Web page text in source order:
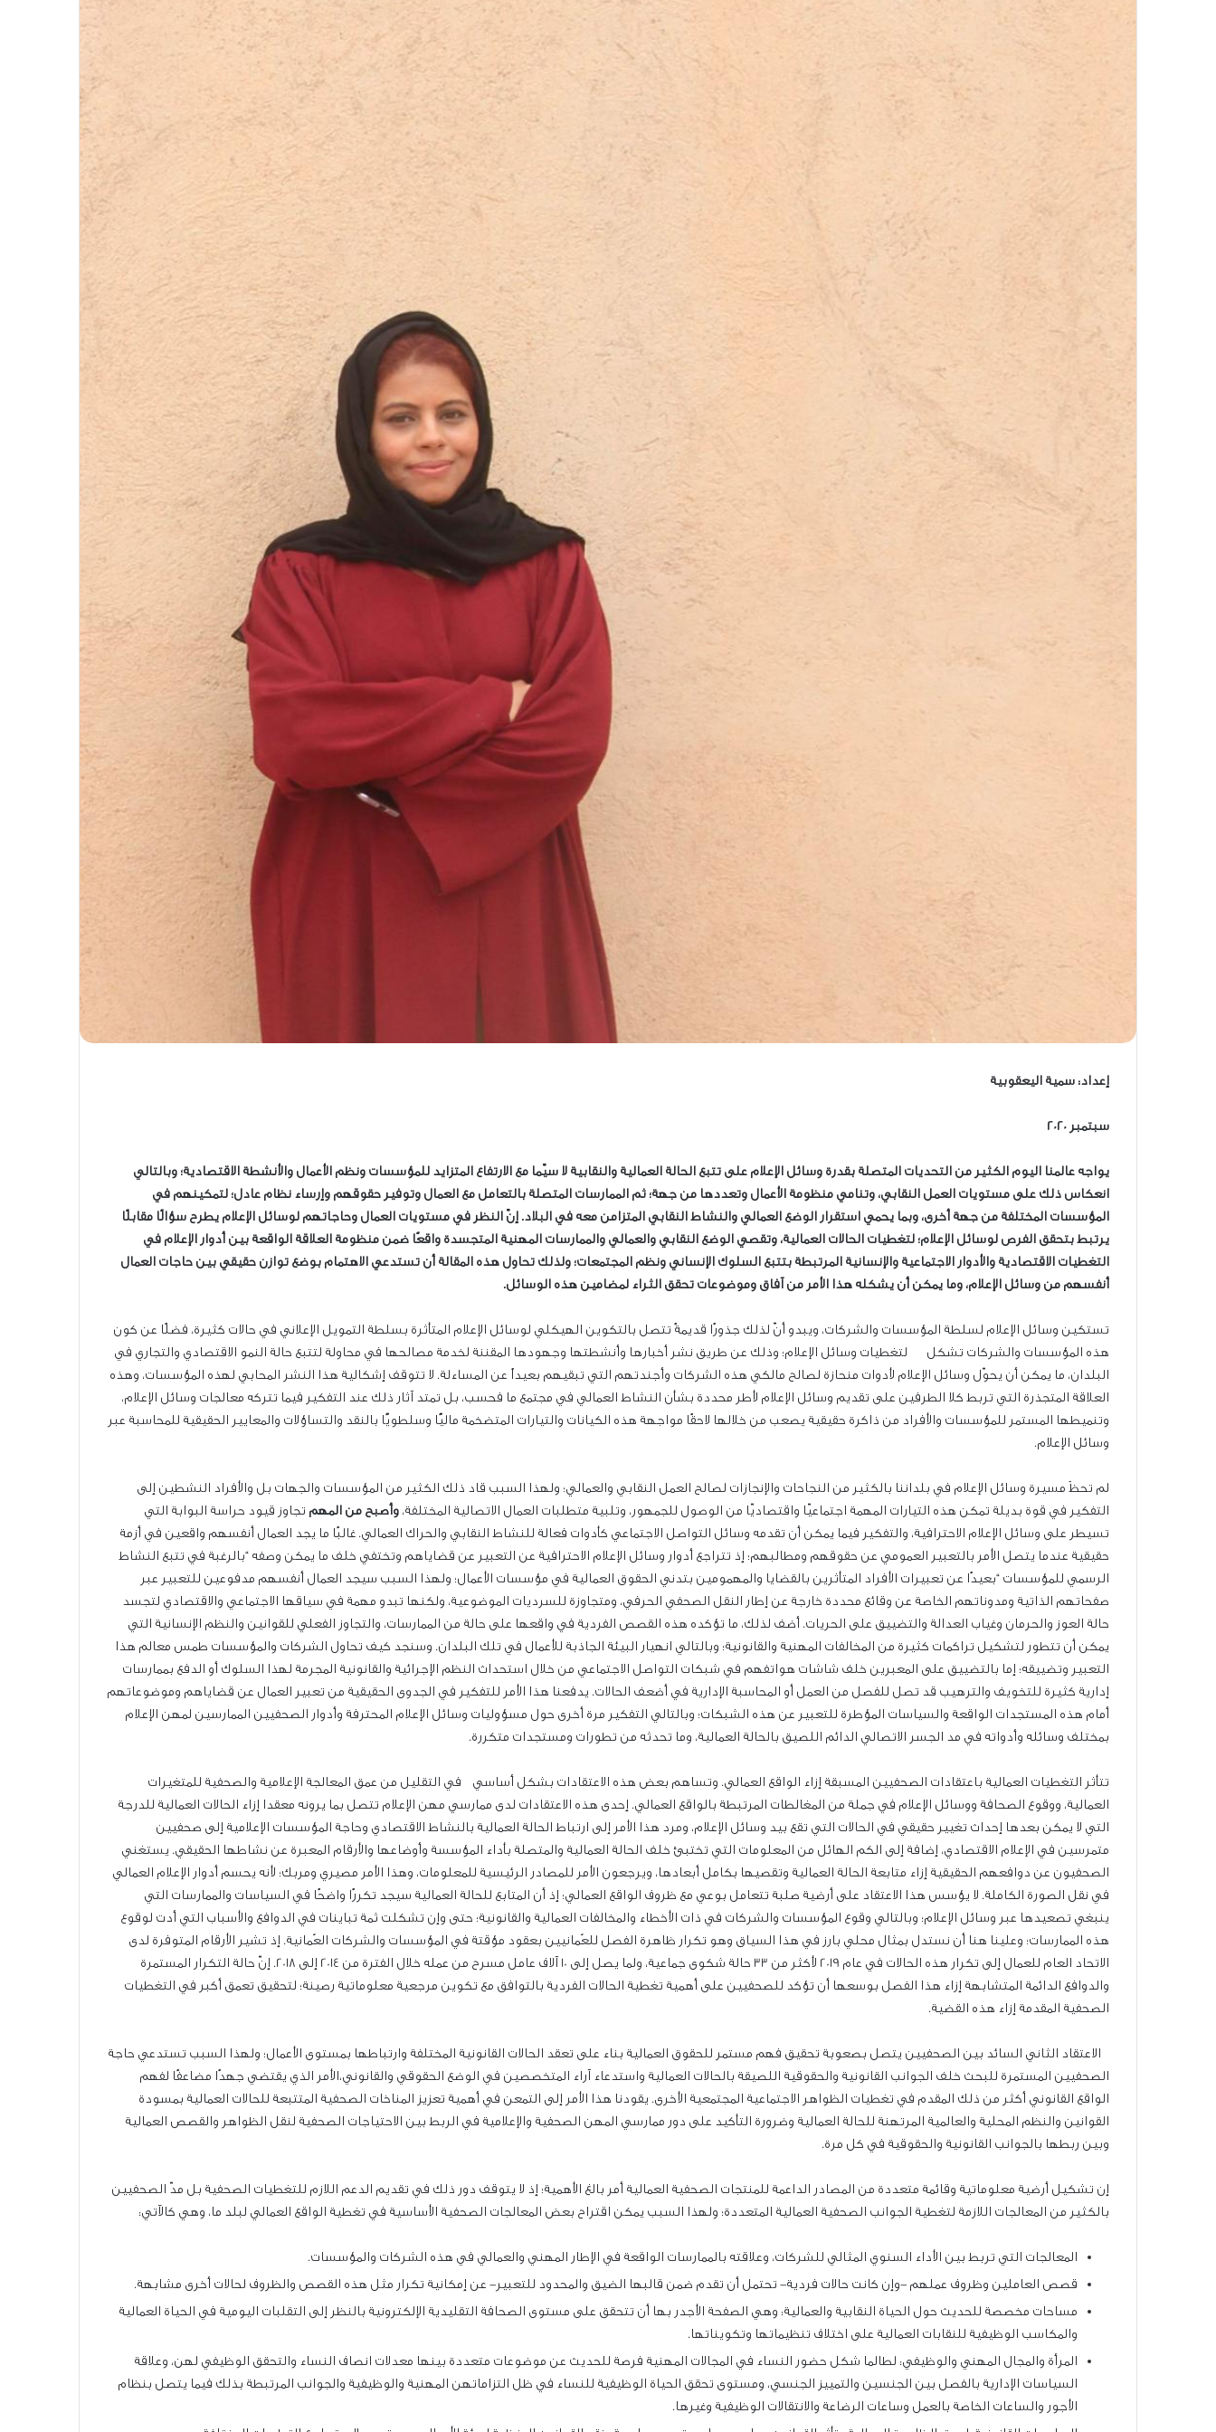
إعداد: سمية اليعقوبية
سبتمبر 2020
يواجه عالمنا اليوم الكثير من التحديات المتصلة بقدرة وسائل الإعلام على تتبع الحالة العمالية والنقابية لا سيّما مع الارتفاع المتزايد للمؤسسات ونظم الأعمال والأنشطة الاقتصادية؛ وبالتالي
انعكاس ذلك على مستويات العمل النقابي، وتنامي منظومة الأعمال وتعددها من جهة؛ ثم الممارسات المتصلة بالتعامل مع العمال وتوفير حقوقهم وإرساء نظام عادل؛ لتمكينهم في
المؤسسات المختلفة من جهة أخرى، وبما يحمي استقرار الوضع العمالي والنشاط النقابي المتزامن معه في البلاد. إنّ النظر في مستويات العمال وحاجاتهم لوسائل الإعلام يطرح سؤالًا مقابلًا
يرتبط بتحقق الفرص لوسائل الإعلام؛ لتغطيات الحالات العمالية، وتقصي الوضع النقابي والعمالي والممارسات المهنية المتجسدة واقعًا ضمن منظومة العلاقة الواقعة بين أدوار الإعلام في
التغطيات الاقتصادية والأدوار الاجتماعية والإنسانية المرتبطة بتتبع السلوك الإنساني ونظم المجتمعات؛ ولذلك تحاول هذه المقالة أن تستدعي الاهتمام بوضع توازن حقيقي بين حاجات العمال
أنفسهم من وسائل الإعلام، وما يمكن أن يشكله هذا الأمر من آفاق وموضوعات تحقق الثراء لمضامين هذه الوسائل.
تستكين وسائل الإعلام لسلطة المؤسسات والشركات، ويبدو أنّ لذلك جذورًا قديمةً تتصل بالتكوين الهيكلي لوسائل الإعلام المتأثرة بسلطة التمويل الإعلاني في حالات كثيرة، فضلًا عن كون
هذه المؤسسات والشركات تشكل لتغطيات وسائل الإعلام؛ وذلك عن طريق نشر أخبارها وأنشطتها وجهودها المقننة لخدمة مصالحها في محاولة لتتبع حالة النمو الاقتصادي والتجاري في
البلدان، ما يمكن أن يحوّل وسائل الإعلام لأدوات منحازة لصالح مالكي هذه الشركات وأجندتهم التي تبقيهم بعيداً عن المساءلة. لا تتوقف إشكالية هذا النشر المحابي لهذه المؤسسات، وهذه
العلاقة المتجذرة التي تربط كلا الطرفين على تقديم وسائل الإعلام لأطر محددة بشأن النشاط العمالي في مجتمع ما فحسب، بل تمتد آثار ذلك عند التفكير فيما تتركه معالجات وسائل الإعلام،
وتنميطها المستمر للمؤسسات والأفراد من ذاكرة حقيقية يصعب من خلالها لاحقًا مواجهة هذه الكيانات والتيارات المتضخمة ماليًّا وسلطويًّا بالنقد والتساؤلات والمعايير الحقيقية للمحاسبة عبر
وسائل الإعلام.
لم تحظَ مسيرة وسائل الإعلام في بلداننا بالكثير من النجاحات والإنجازات لصالح العمل النقابي والعمالي؛ ولهذا السبب قاد ذلك الكثير من المؤسسات والجهات بل والأفراد النشطين إلى
التفكير في قوة بديلة تمكن هذه التيارات المهمة اجتماعيّا واقتصاديّا من الوصول للجمهور، وتلبية متطلبات العمال الاتصالية المختلفة، وأصبح من المهم تجاوز قيود حراسة البوابة التي
تسيطر على وسائل الإعلام الاحترافية، والتفكير فيما يمكن أن تقدمه وسائل التواصل الاجتماعي كأدوات فعالة للنشاط النقابي والحراك العمالي. غالبًا ما يجد العمال أنفسهم واقعين في أزمة
حقيقية عندما يتصل الأمر بالتعبير العمومي عن حقوقهم ومطالبهم؛ إذ تتراجع أدوار وسائل الإعلام الاحترافية عن التعبير عن قضاياهم وتختفي خلف ما يمكن وصفه “بالرغبة في تتبع النشاط
الرسمي للمؤسسات “بعيدًا عن تعبيرات الأفراد المتأثرين بالقضايا والمهمومين بتدني الحقوق العمالية في مؤسسات الأعمال؛ ولهذا السبب سيجد العمال أنفسهم مدفوعين للتعبير عبر
صفحاتهم الذاتية ومدوناتهم الخاصة عن وقائع محددة خارجة عن إطار النقل الصحفي الحرفي، ومتجاوزة للسرديات الموضوعية، ولكنها تبدو مهمة في سياقها الاجتماعي والاقتصادي لتجسد
حالة العوز والحرمان وغياب العدالة والتضييق على الحريات. أضف لذلك، ما تؤكده هذه القصص الفردية في واقعها على حالة من الممارسات، والتجاوز الفعلي للقوانين والنظم الإنسانية التي
يمكن أن تتطور لتشكيل تراكمات كثيرة من المخالفات المهنية والقانونية؛ وبالتالي انهيار البيئة الجاذبة للأعمال في تلك البلدان. وسنجد كيف تحاول الشركات والمؤسسات طمس معالم هذا
التعبير وتضييقه؛ إما بالتضييق على المعبرين خلف شاشات هواتفهم في شبكات التواصل الاجتماعي من خلال استحداث النظم الإجرائية والقانونية المجرمة لهذا السلوك أو الدفع بممارسات
إدارية كثيرة للتخويف والترهيب قد تصل للفصل من العمل أو المحاسبة الإدارية في أضعف الحالات. يدفعنا هذا الأمر للتفكير في الجدوى الحقيقية من تعبير العمال عن قضاياهم وموضوعاتهم
أمام هذه المستجدات الواقعة والسياسات المؤطرة للتعبير عن هذه الشبكات؛ وبالتالي التفكير مرة أخرى حول مسؤوليات وسائل الإعلام المحترفة وأدوار الصحفيين الممارسين لمهن الإعلام
بمختلف وسائله وأدواته في مد الجسر الاتصالي الدائم اللصيق بالحالة العمالية، وما تحدثه من تطورات ومستجدات متكررة.
تتأثر التغطيات العمالية باعتقادات الصحفيين المسبقة إزاء الواقع العمالي. وتساهم بعض هذه الاعتقادات بشكل أساسي في التقليل من عمق المعالجة الإعلامية والصحفية للمتغيرات
العمالية، ووقوع الصحافة ووسائل الإعلام في جملة من المغالطات المرتبطة بالواقع العمالي. إحدى هذه الاعتقادات لدى ممارسي مهن الإعلام تتصل بما يرونه معقدا إزاء الحالات العمالية للدرجة
التي لا يمكن بعدها إحداث تغيير حقيقي في الحالات التي تقع بيد وسائل الإعلام، ومرد هذا الأمر إلى ارتباط الحالة العمالية بالنشاط الاقتصادي وحاجة المؤسسات الإعلامية إلى صحفيين
متمرسين في الإعلام الاقتصادي، إضافة إلى الكم الهائل من المعلومات التي تختبئ خلف الحالة العمالية والمتصلة بأداء المؤسسة وأوضاعها والأرقام المعبرة عن نشاطها الحقيقي. يستغني
الصحفيون عن دوافعهم الحقيقية إزاء متابعة الحالة العمالية وتقصيها بكامل أبعادها، ويرجعون الأمر للمصادر الرئيسية للمعلومات، وهذا الأمر مصيري ومربك؛ لأنه يحسم أدوار الإعلام العمالي
في نقل الصورة الكاملة. لا يؤسس هذا الاعتقاد على أرضية صلبة تتعامل بوعي مع ظروف الواقع العمالي؛ إذ أن المتابع للحالة العمالية سيجد تكررًا واضحًا في السياسات والممارسات التي
ينبغي تصعيدها عبر وسائل الإعلام؛ وبالتالي وقوع المؤسسات والشركات في ذات الأخطاء والمخالفات العمالية والقانونية؛ حتى وإن تشكلت ثمة تباينات في الدوافع والأسباب التي أدت لوقوع
هذه الممارسات؛ وعلينا هنا أن نستدل بمثال محلي بارز في هذا السياق وهو تكرار ظاهرة الفصل للعُمانيين بعقود مؤقتة في المؤسسات والشركات العُمانية. إذ تشير الأرقام المتوفرة لدى
الاتحاد العام للعمال إلى تكرار هذه الحالات في عام 2019 لأكثر من 33 حالة شكوى جماعية، ولما يصل إلى 10 آلاف عامل مسرح من عمله خلال الفترة من 2014 إلى 2018. إنّ حالة التكرار المستمرة
والدوافع الدائمة المتشابهة إزاء هذا الفصل بوسعها أن تؤكد للصحفيين على أهمية تغطية الحالات الفردية بالتوافق مع تكوين مرجعية معلوماتية رصينة؛ لتحقيق تعمق أكبر في التغطيات
الصحفية المقدمة إزاء هذه القضية.
الاعتقاد الثاني السائد بين الصحفيين يتصل بصعوبة تحقيق فهم مستمر للحقوق العمالية بناء على تعقد الحالات القانونية المختلفة وارتباطها بمستوى الأعمال؛ ولهذا السبب تستدعي حاجة
الصحفيين المستمرة للبحث خلف الجوانب القانونية والحقوقية اللصيقة بالحالات العمالية واستدعاء آراء المتخصصين في الوضع الحقوقي والقانوني،الأمر الذي يقتضي جهدًا مضاعفًا لفهم
الواقع القانوني أكثر من ذلك المقدم في تغطيات الظواهر الاجتماعية المجتمعية الأخرى. يقودنا هذا الأمر إلى التمعن في أهمية تعزيز المناخات الصحفية المتتبعة للحالات العمالية بمسودة
القوانين والنظم المحلية والعالمية المرتهنة للحالة العمالية وضرورة التأكيد على دور ممارسي المهن الصحفية والإعلامية في الربط بين الاحتياجات الصحفية لنقل الظواهر والقصص العمالية
وبين ربطها بالجوانب القانونية والحقوقية في كل مرة.
إن تشكيل أرضية معلوماتية وقائمة متعددة من المصادر الداعمة للمنتجات الصحفية العمالية أمر بالغ الأهمية؛ إذ لا يتوقف دور ذلك في تقديم الدعم اللازم للتغطيات الصحفية بل مدّ الصحفيين
بالكثير من المعالجات اللازمة لتغطية الجوانب الصحفية العمالية المتعددة؛ ولهذا السبب يمكن اقتراح بعض المعالجات الصحفية الأساسية في تغطية الواقع العمالي لبلد ما، وهي كالآتي:
المعالجات التي تربط بين الأداء السنوي المثالي للشركات، وعلاقته بالممارسات الواقعة في الإطار المهني والعمالي في هذه الشركات والمؤسسات.
قصص العاملين وظروف عملهم -وإن كانت حالات فردية- تحتمل أن تقدم ضمن قالبها الضيق والمحدود للتعبير- عن إمكانية تكرار مثل هذه القصص والظروف لحالات أخرى مشابهة.
مساحات مخصصة للحديث حول الحياة النقابية والعمالية: وهي الصفحة الأجدر بها أن تتحقق على مستوى الصحافة التقليدية الإلكترونية بالنظر إلى التقلبات اليومية في الحياة العمالية
والمكاسب الوظيفية للنقابات العمالية على اختلاف تنظيماتها وتكويناتها.
المرأة والمجال المهني والوظيفي: لطالما شكل حضور النساء في المجالات المهنية فرصة للحديث عن موضوعات متعددة بينها معدلات انصاف النساء والتحقق الوظيفي لهن، وعلاقة
السياسات الإدارية بالفصل بين الجنسين والتمييز الجنسي، ومستوى تحقق الحياة الوظيفية للنساء في ظل التزاماتهن المهنية والوظيفية والجوانب المرتبطة بذلك فيما يتصل بنظام
الأجور والساعات الخاصة بالعمل وساعات الرضاعة والانتقالات الوظيفية وغيرها.